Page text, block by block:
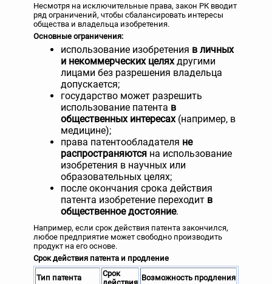
Несмотря на исключительные права, закон РК вводит
ряд ограничений, чтобы сбалансировать интересы
общества и владельца изобретения.
Основные ограничения:
использование изобретения в личных
и некоммерческих целяхдругими
лицами без разрешения владельца
допускается;
государство может разрешить
использование патента в
общественных интересах(например, в
медицине);
права патентообладателя не
распространяются на использование
изобретения в научных или
образовательных целях;
после окончания срока действия
патента изобретение переходит в
общественное достояние.
Например, если срок действия патента закончился,
любое предприятие может свободно производить
продукт на его основе.
Срок действия патента и продление
Тип патента
Срок
Возможность продления